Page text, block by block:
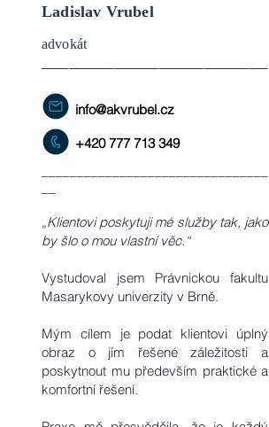
Ladislav Vrubel
advokát
info@akvrubel.cz
+420 777 713 349
„Klientovi poskytuji mé služby tak, jako
by šlo o mou vlastní věc.“
Vystudoval jsem Právnickou fakultu
Masarykovy univerzity v Brně.
Mým cílem je podat klientovi úplný
obraz o jím řešené záležitosti a
poskytnout mu především praktické a
komfortní řešení.